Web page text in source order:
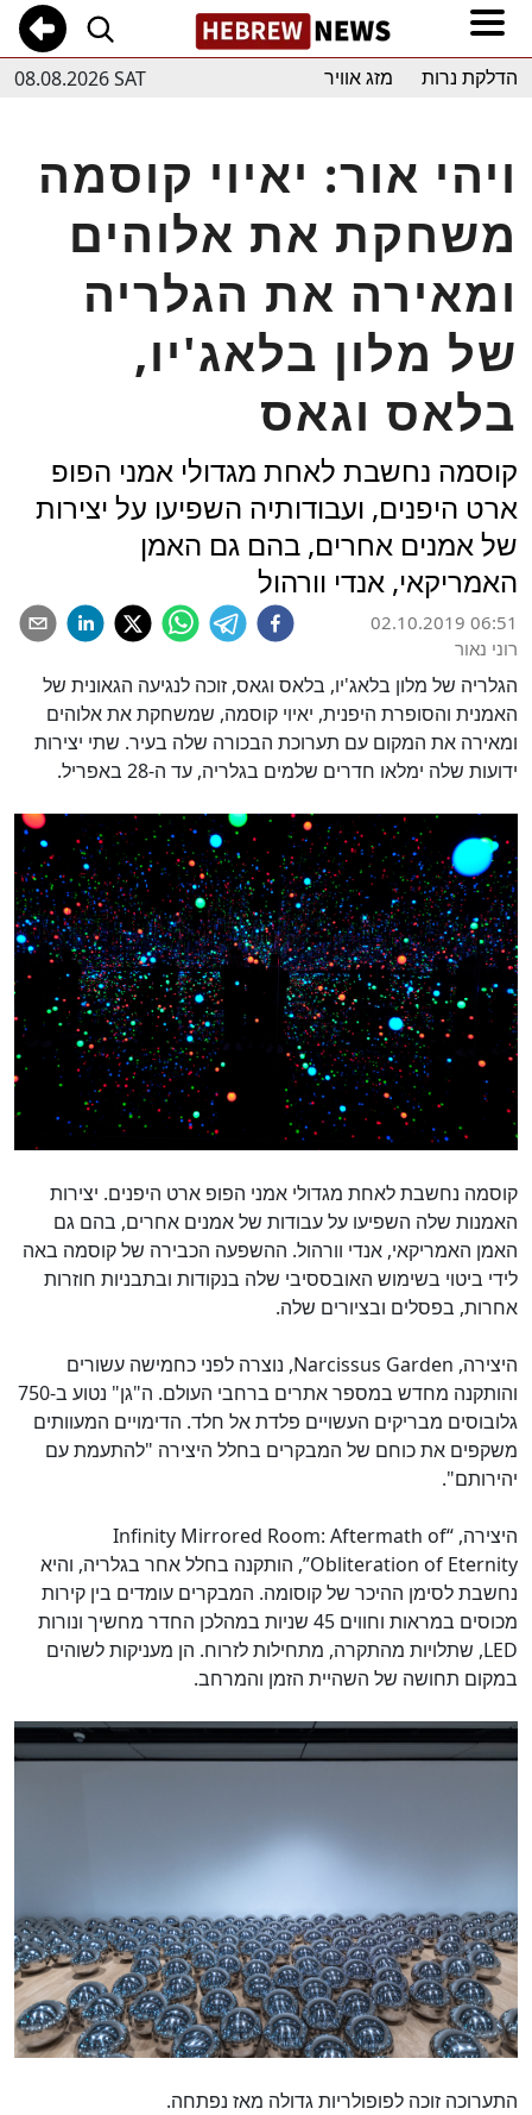
08.08.2026 SAT הדלקת נרות מזג אוויר
ויהי אור: יאיוי קוסמה
משחקת את אלוהים
ומאירה את הגלריה
של מלון בלאג'יו,
בלאס וגאס
קוסמה נחשבת לאחת מגדולי אמני הפופ
ארט היפנים, ועבודותיה השפיעו על יצירות
של אמנים אחרים, בהם גם האמן
האמריקאי, אנדי וורהול
02.10.2019 06:51
רוני נאור
הגלריה של מלון בלאג'יו, בלאס וגאס, זוכה לנגיעה הגאונית של
האמנית והסופרת היפנית, יאיוי קוסמה, שמשחקת את אלוהים
ומאירה את המקום עם תערוכת הבכורה שלה בעיר. שתי יצירות
ידועות שלה ימלאו חדרים שלמים בגלריה, עד ה-28 באפריל.
קוסמה נחשבת לאחת מגדולי אמני הפופ ארט היפנים. יצירות
האמנות שלה השפיעו על עבודות של אמנים אחרים, בהם גם
האמן האמריקאי, אנדי וורהול. ההשפעה הכבירה של קוסמה באה
לידי ביטוי בשימוש האובססיבי שלה בנקודות ובתבניות חוזרות
אחרות, בפסלים ובציורים שלה.
היצירה, Narcissus Garden, נוצרה לפני כחמישה עשורים
והותקנה מחדש במספר אתרים ברחבי העולם. ה"גן" נטוע ב-750
גלובוסים מבריקים העשויים פלדת אל חלד. הדימויים המעוותים
משקפים את כוחם של המבקרים בחלל היצירה "להתעמת עם
יהירותם".
היצירה, “Infinity Mirrored Room: Aftermath of
Obliteration of Eternity”, הותקנה בחלל אחר בגלריה, והיא
נחשבת לסימן ההיכר של קוסומה. המבקרים עומדים בין קירות
מכוסים במראות וחווים 45 שניות במהלכן החדר מחשיך ונורות
LED, שתלויות מהתקרה, מתחילות לזרוח. הן מעניקות לשוהים
במקום תחושה של השהיית הזמן והמרחב.
התערוכה זוכה לפופולריות גדולה מאז נפתחה.